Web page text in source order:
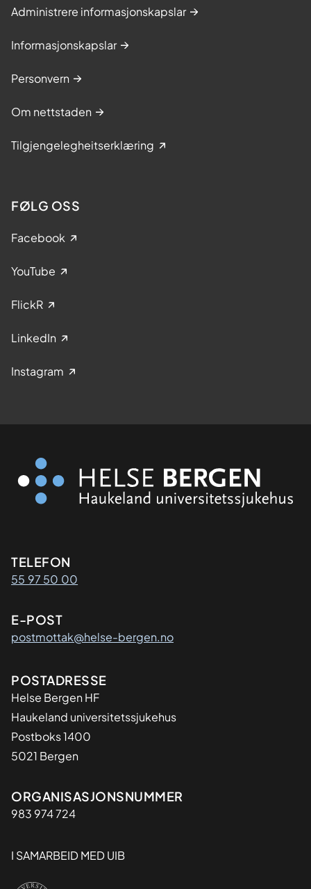
Administrere informasjonskapslar
Informasjonskapslar
Personvern
Om nettstaden
Tilgjengelegheitserklæring
FØLG OSS
Facebook
YouTube
FlickR
LinkedIn
Instagram
Kontaktinformasjon
TELEFON
55 97 50 00
E-POST
postmottak@helse-bergen.no
Adresse
POSTADRESSE
Helse Bergen HF
Haukeland universitetssjukehus
Postboks 1400
5021 Bergen
Organisasjon
ORGANISASJONSNUMMER
983 974 724
I SAMARBEID MED UIB